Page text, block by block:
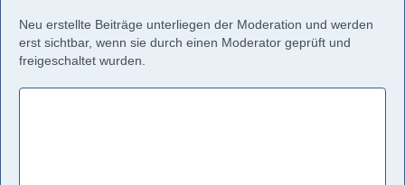
Neu erstellte Beiträge unterliegen der Moderation und werden
erst sichtbar, wenn sie durch einen Moderator geprüft und
freigeschaltet wurden.